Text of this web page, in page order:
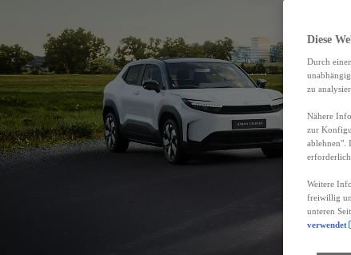
Diese
Durch
zu
Nähere
zur
ablehnen".
erforderlich
Weitere
freiwillig
unteren
verwendet